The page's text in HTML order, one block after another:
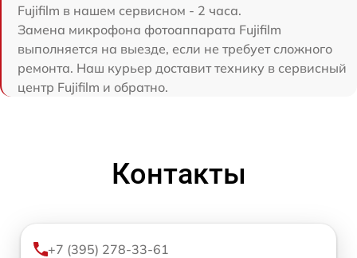
Fujifilm в нашем сервисном - 2 часа.
Замена микрофона фотоаппарата Fujifilm
выполняется на выезде, если не требует сложного
ремонта. Наш курьер доставит технику в сервисный
центр Fujifilm и обратно.
Контакты
+7 (395) 278-33-61